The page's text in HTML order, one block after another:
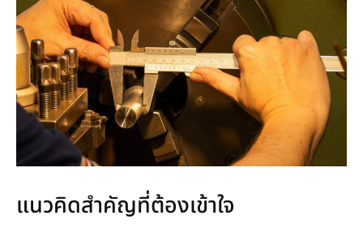
แนวคิดสำคัญที่ต้องเข้าใจ